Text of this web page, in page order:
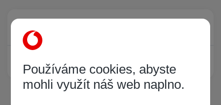
Žádný registrovaný uživatel si neprohlíží tuto stránku
Používáme cookies, abyste
mohli využít náš web naplno.